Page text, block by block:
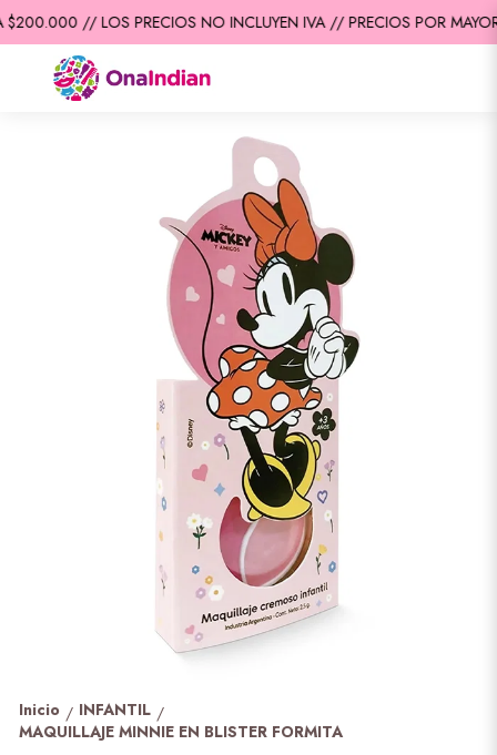
// LOS PRECIOS NO INCLUYEN IVA // PRECIOS POR
Inicio / INFANTIL /
MAQUILLAJE MINNIE EN BLISTER FORMITA